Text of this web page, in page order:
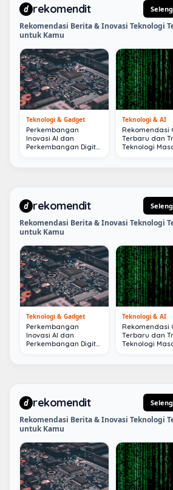
d rekomendit
Rekomendasi Berita & Inovasi Teknologi
untuk Kamu
Teknologi & Gadget
Perkembangan
Inovasi AI dan
Perkembangan Digital
Teknologi & AI
Rekomendasi
Terbaru dan
Teknologi
d rekomendit
Rekomendasi Berita & Inovasi Teknologi
untuk Kamu
Teknologi & Gadget
Perkembangan
Inovasi AI dan
Perkembangan Digital
Teknologi & AI
Rekomendasi
Terbaru dan
Teknologi
d rekomendit
Rekomendasi Berita & Inovasi Teknologi
untuk Kamu